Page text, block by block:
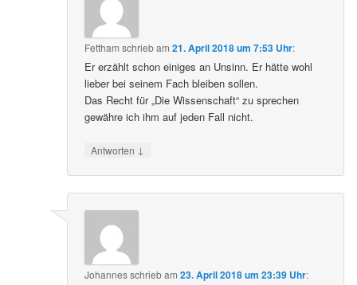
Fettham schriebam21. April 2018 um 7:53 Uhr:
Er erzählt schon einiges an Unsinn. Er hätte wohl
lieber bei seinem Fach bleiben sollen.
Das Recht für „Die Wissenschaft“ zu sprechen
gewähre ich ihm auf jeden Fall nicht.
Antworten ↓
Johannesschriebam23. April 2018 um 23:39 Uhr: